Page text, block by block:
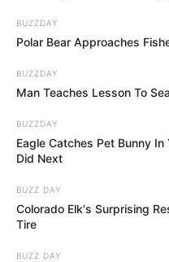
BUZZDAY
Polar Bear Approaches
BUZZDAY
Man Teaches Lesson To
BUZZDAY
Eagle Catches Pet Bunny
Did Next
BUZZ DAY
Colorado Elk's Surprising
Tire
BUZZ DAY